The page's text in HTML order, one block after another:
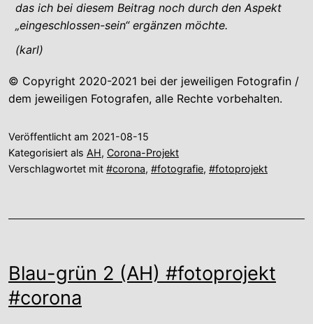
das ich bei diesem Beitrag noch durch den Aspekt
„eingeschlossen-sein“ ergänzen möchte.
(karl)
© Copyright 2020-2021 bei der jeweiligen Fotografin /
dem jeweiligen Fotografen, alle Rechte vorbehalten.
Veröffentlicht am 2021-08-15
Kategorisiert als AH, Corona-Projekt
Verschlagwortet mit #corona, #fotografie, #fotoprojekt
Blau-grün 2 (AH) #fotoprojekt
#corona